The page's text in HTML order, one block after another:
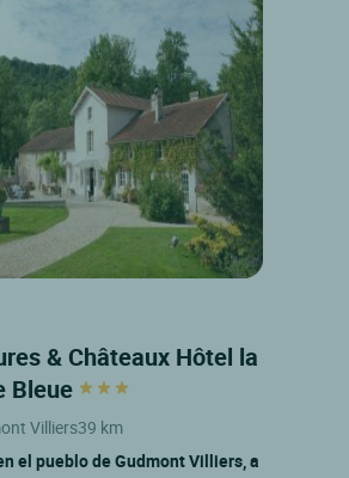
& Châteaux Hôtel la
Bleue
Villiers39 km
el pueblo de Gudmont Villiers, a